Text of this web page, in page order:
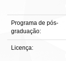
Programa de pós-
graduação:
Licença: